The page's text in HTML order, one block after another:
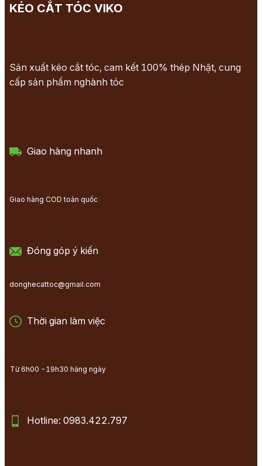
KÉO CẮT TÓC VIKO
Sản xuất kéo cắt tóc, cam kết 100% thép Nhật, cung
cấp sản phẩm nghành tóc
Giao hàng nhanh
Giao hàng COD toàn quốc
Đóng góp ý kiến
donghecattoc@gmail.com
Thời gian làm việc
Từ 6h00 -19h30 hàng ngày
Hotline: 0983.422.797